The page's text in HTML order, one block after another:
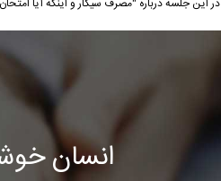
در این جلسه درباره "مصرف سیگار و اینکه آیا
انسان